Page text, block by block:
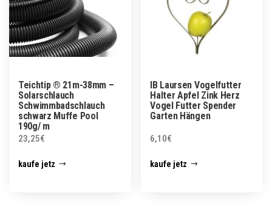
Teichtip ® 21m-38mm –
Solarschlauch
Schwimmbadschlauch
schwarz Muffe Pool
190g/ m
23,25€
kaufe jetz
IB Laursen Vogelfutter
Halter Apfel Zink Herz
Vogel Futter Spender
Garten Hängen
6,10€
kaufe jetz